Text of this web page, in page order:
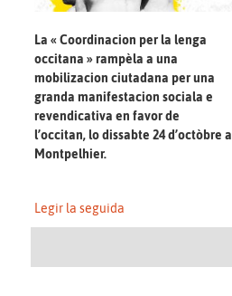
La « Coordinacion per la lenga
occitana » rampèla a una
mobilizacion ciutadana per una
granda manifestacion sociala e
revendicativa en favor de
l’occitan, lo dissabte 24 d’octòbre a
Montpelhier.
Legir la seguida